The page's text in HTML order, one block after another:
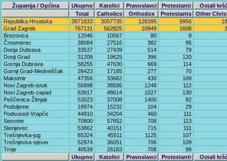
Županija / Općina Ukupno Katolici Pravoslavci Protestanti
Ostali
Total
Catholics Orthodox Protestants
Other
Republika Hrvatska
3871833 3057735 128395 9956
Grad Zagreb
767131 562825 10949 1608
Brezovica
12046 10567 80
8
Črnomerec
38084 27516 382
95
Donja Dubrava
33537 27439 514
79
Donji Grad
31209 19625 396
120
Gornja Dubrava
58255 47630 669
114
Gornji Grad-Medveščak
26423 17185 277
70
Maksimir
47356 33662 430
109
Novi Zagreb-istok
55898 38595 1248
112
Novi Zagreb-zapad
63917 48614 1027
130
Peščenica-Žitnjak
53023 37008 1400
92
Podsljeme
18974 15232 104
29
Podsused-Vrapče
44910 34204 460
111
Sesvete
70800 57652 708
113
Stenjevec
53862 40151 715
111
Trešnjevka-jug
65324 45511 1125
107
Trešnjevka-sjever
52974 36051 706
109
Trnje
40539 26183 708
99
Ukupno
Katolici Pravoslavci Protestanti
Ostali